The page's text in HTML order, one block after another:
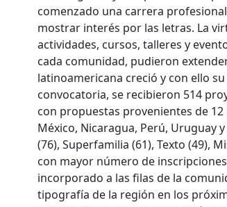
comenzado una carrera
mostrar interés por las letras. La
actividades, cursos, talleres y
cada comunidad, pudieron
latinoamericana creció y con ello
convocatoria, se recibieron 514
con propuestas provenientes de 12
México, Nicaragua, Perú, Uruguay
(76), Superfamilia (61), Texto (49),
con mayor número de
incorporado a las filas de la
tipografía de la región en los